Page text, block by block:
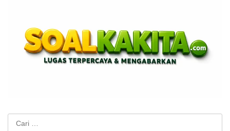
Cari